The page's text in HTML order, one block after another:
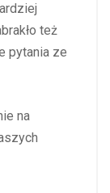
też
pytania ze
na